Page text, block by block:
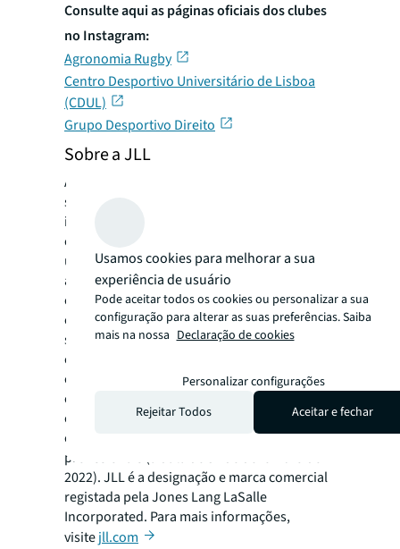
Consulte aqui as páginas oficiais dos clubes
no Instagram:
Agronomia Rugby
Centro Desportivo Universitário de Lisboa
(CDUL)
Grupo Desportivo Direito
Sobre a JLL
A JLL (NYSE:JLL) é uma empresa líder de
serviços profissionais especializada em
imobiliário e gestão de investimento. A JLL
está a construir o futuro do imobiliário para
um mundo melhor, utilizando a mais
avançada tecnologia para criar
oportunidades vantajosas, espaços
extraordinários e soluções imobiliárias
sustentáveis para os seus clientes, as suas
equipas e a comunidade. A JLL é uma
empresa que integra o índice Fortune 500
com receitas anuais de $20,9 mil milhões,
operações em mais de 80 países e uma
equipa global de mais de 103.000
profissionais (à data de 31 de dezembro de
2022). JLL é a designação e marca comercial
registada pela Jones Lang LaSalle
Incorporated. Para mais informações,
visitejll.com
Usamos cookies para melhorar a sua
experiência de usuário
Pode aceitar todos os cookies ou personalizar a sua
configuração para alterar as suas preferências. Saiba
mais na nossa Declaração de cookies
Personalizar configurações
Rejeitar Todos
Aceitar e fechar